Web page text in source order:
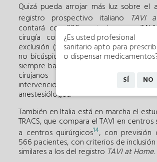
Quizá pueda arrojar más luz sobre el
registro prospectivo italiano
TAVI
contará con 200 pacientes para
cirugía con unos estrictos
exclusión (> 75 años, riesgo alto o
no bicúspides y sin válvulas
siempre bajo el escrutinio de un heart
cirujanos cardiacos,
intervencionistas,
anestesiólogos.
También en Italia está en marcha el
TRACS, que compara el TAVI en
a centros quirúrgicos14, con previsión
566 pacientes, con criterios de
similares a los del registro TAVI at Home.
¿Es usted profesional
sanitario apto para
o dispensar
SÍ NO